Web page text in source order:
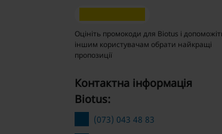
Оцініть промокоди для Biotus і
іншим користувачам обрати найкращі
пропозиції
Контактна інформація
Biotus:
(073) 043 48 83